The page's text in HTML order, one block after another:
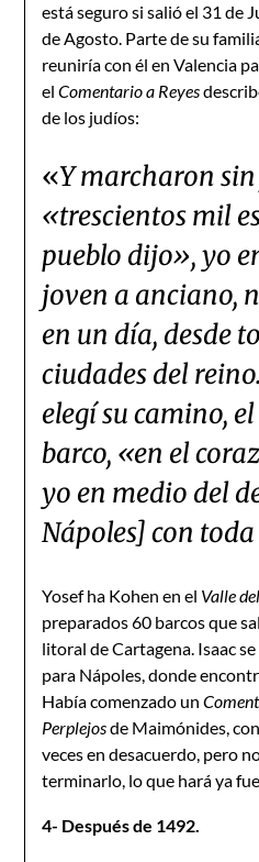
está seguro si salió el 31 de
de Agosto. Parte de su
reuniría con él en Valencia
elComentario a Reyes
de los judíos:
«Y marcharon
«trescientos mil
pueblo dijo», yo
joven a anciano,
en un día, desde
ciudades del
elegí su camino,
barco, «en el
yo en medio del
Nápoles] con
Yosef ha Kohen en el Valle
preparados 60 barcos que
litoral de Cartagena. Isaac
para Nápoles, donde
Había comenzado un
Perplejosde Maimónides,
veces en desacuerdo, pero
terminarlo, lo que hará ya
4- Después de 1492.